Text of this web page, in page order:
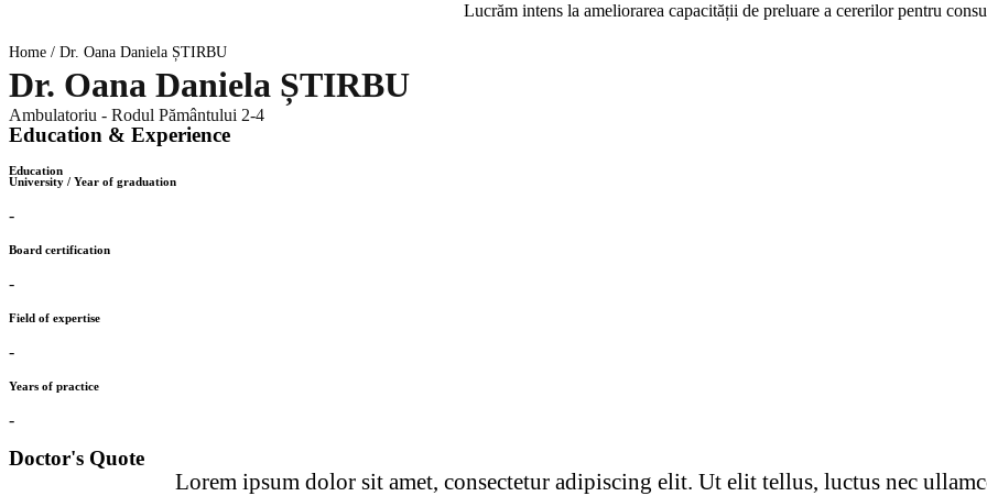
Lucrăm intens la ameliorarea capacității de preluare a cererilor pentru
Home / Dr. Oana Daniela ȘTIRBU
Dr. Oana Daniela ȘTIRBU
Ambulatoriu - Rodul Pământului 2-4
Education & Experience
Education
University / Year of graduation
-
Board certification
-
Field of expertise
-
Years of practice
-
Doctor's Quote
Lorem ipsum dolor sit amet, consectetur adipiscing elit. Ut elit tellus, luctus nec